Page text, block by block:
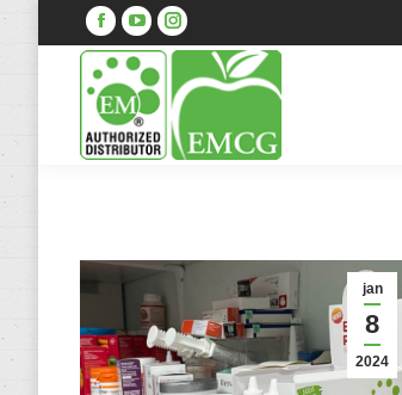
Facebook
YouTubeInstagram
jan
8
2024